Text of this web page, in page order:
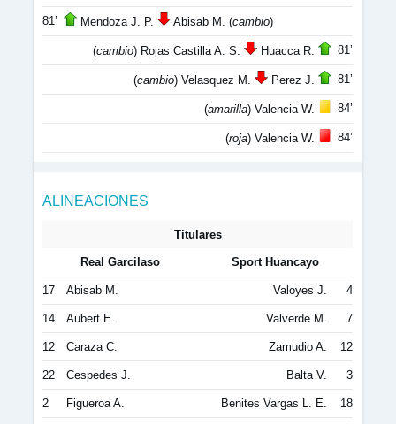
81’ Mendoza J. P. Abisab M. (cambio)
(cambio) Rojas Castilla A. S. Huacca R. 81’
(cambio) Velasquez M. Perez J. 81’
(amarilla) Valencia W. 84’
(roja) Valencia W. 84’
ALINEACIONES
Titulares
Real Garcilaso Sport Huancayo
17 Abisab M. Valoyes J. 4
14 Aubert E. Valverde M. 7
12 Caraza C. Zamudio A. 12
22 Cespedes J. Balta V. 3
2 Figueroa A. Benites Vargas L. E. 18